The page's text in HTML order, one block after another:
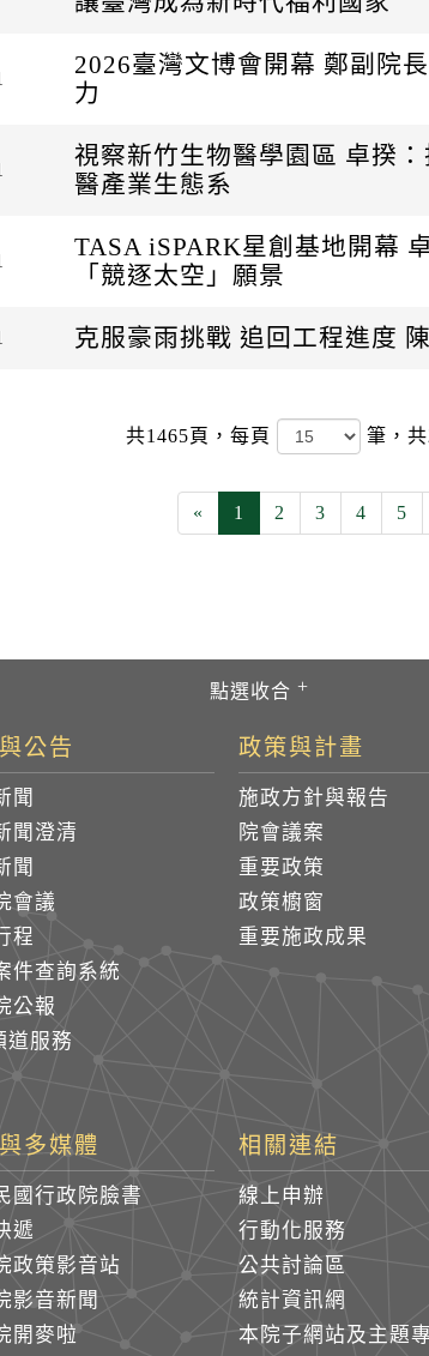
2026臺灣文博會開幕 鄭副院
力
視察新竹生物醫學園區 卓揆
醫產業生態系
TASA iSPARK星創基地開幕
「競逐太空」願景
克服豪雨挑戰 追回工程進度
共1465頁，每頁 筆，
« 1 2 3 4 5
公告
聞
聞澄清
聞
會議
程
件查詢系統
公報
道服務
政策與計畫
施政方針與報告
院會議案
重要政策
政策櫥窗
重要施政成果
多媒體
國行政院臉書
遞
政策影音站
影音新聞
開麥啦
相關連結
線上申辦
行動化服務
公共討論區
統計資訊網
本院子網站及主題